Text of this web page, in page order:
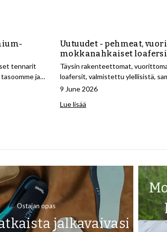
tennarit
ja
Uutuudet - pehmeat,
mokkanahkaiset
Täysin rakenteettomat,
loafersit, valmistettu ylellisistä,
vasikannahkasemiskeistä.
9 June 2026
Lue lisää
Ostajan opas
jalkavaivasi